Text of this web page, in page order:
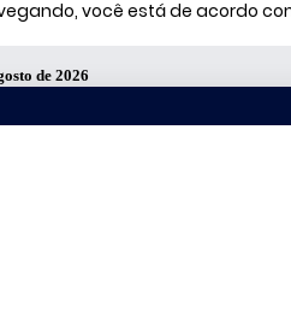
você está de acordo
de 2026